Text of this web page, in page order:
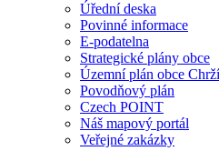
Úřední deska
Povinné informace
E-podatelna
Strategické plány obce
Územní plán obce
Povodňový plán
Czech POINT
Náš mapový portál
Veřejné zakázky